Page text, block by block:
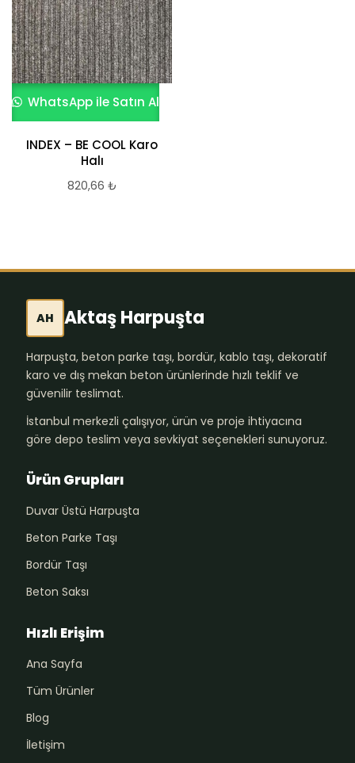
WhatsApp ile Satın Al
INDEX – BE COOL Karo
Halı
820,66 ₺
AH Aktaş Harpuşta
Harpuşta, beton parke taşı, bordür, kablo taşı, dekoratif
karo ve dış mekan beton ürünlerinde hızlı teklif ve
güvenilir teslimat.
İstanbul merkezli çalışıyor, ürün ve proje ihtiyacına
göre depo teslim veya sevkiyat seçenekleri sunuyoruz.
Ürün Grupları
Duvar Üstü Harpuşta
Beton Parke Taşı
Bordür Taşı
Beton Saksı
Hızlı Erişim
Ana Sayfa
Tüm Ürünler
Blog
İletişim